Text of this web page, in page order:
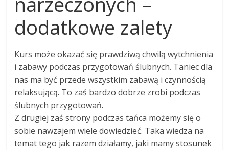
dodatkowe zalety
Kurs może okazać się prawdziwą chwilą wytchnienia
i zabawy podczas przygotowań ślubnych. Taniec dla
nas ma być przede wszystkim zabawą i czynnością
relaksującą. To zaś bardzo dobrze zrobi podczas
ślubnych przygotowań.
Z drugiej zaś strony podczas tańca możemy się o
sobie nawzajem wiele dowiedzieć. Taka wiedza na
temat tego jak razem działamy, jaki mamy stosunek